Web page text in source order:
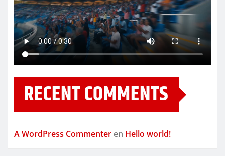
RECENT COMMENTS
A WordPress Commenter en Hello world!